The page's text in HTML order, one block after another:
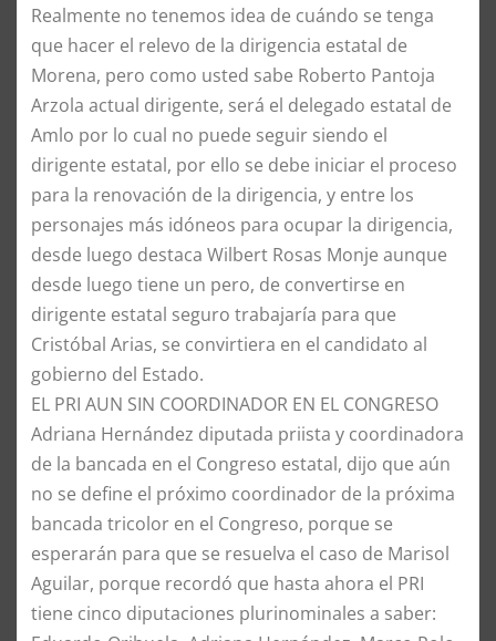
Realmente no tenemos idea de cuándo se tenga
que hacer el relevo de la dirigencia estatal de
Morena, pero como usted sabe Roberto Pantoja
Arzola actual dirigente, será el delegado estatal de
Amlo por lo cual no puede seguir siendo el
dirigente estatal, por ello se debe iniciar el proceso
para la renovación de la dirigencia, y entre los
personajes más idóneos para ocupar la dirigencia,
desde luego destaca Wilbert Rosas Monje aunque
desde luego tiene un pero, de convertirse en
dirigente estatal seguro trabajaría para que
Cristóbal Arias, se convirtiera en el candidato al
gobierno del Estado.
EL PRI AUN SIN COORDINADOR EN EL CONGRESO
Adriana Hernández diputada priista y coordinadora
de la bancada en el Congreso estatal, dijo que aún
no se define el próximo coordinador de la próxima
bancada tricolor en el Congreso, porque se
esperarán para que se resuelva el caso de Marisol
Aguilar, porque recordó que hasta ahora el PRI
tiene cinco diputaciones plurinominales a saber: